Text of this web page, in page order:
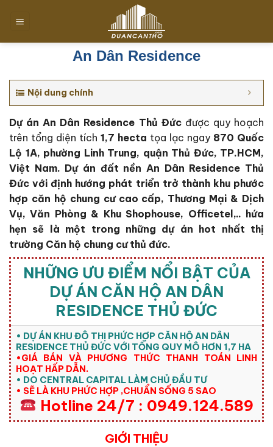
đến
An Dân Residence
Nội dung chính
Dự án An Dân Residence Thủ Đứcđược quy hoạch
trên tổng diện tích 1,7 hecta tọa lạc ngay 870 Quốc
Lộ 1A, phường Linh Trung, quận Thủ Đức, TP.HCM,
Việt Nam. Dự án đất nền An Dân Residence Thủ
Đức với định hướng phát triển trở thành khu phước
hợp căn hộ chung cư cao cấp, Thương Mại & Dịch
Vụ, Văn Phòng & Khu Shophouse, Officetel,.. hứa
hẹn sẽ là một trong những dự án hot nhất thị
trường Căn hộ chung cư thủ đức.
NHỮNG ƯU ĐIỂM NỔI BẬT CỦA
DỰ ÁN CĂN HỘ AN DÂN
RESIDENCE THỦ ĐỨC
• DỰ ÁN KHU ĐÔ THỊ PHỨC HỢP CĂN HỘ AN DÂN
RESIDENCE THỦ ĐỨC VỚI TỔNG QUY MÔ HƠN 1,7 HA
•GIÁ BÁN VÀ PHƯƠNG THỨC THANH TOÁN LINH
HOẠT HẤP DẪN.
• DO CENTRAL CAPITAL LÀM CHỦ ĐẦU TƯ
• SẼ LÀ KHU PHỨC HỢP ,CHUẨN SỐNG 5 SAO
Hotline 24/7 : 0949.124.589
GIỚI THIỆU